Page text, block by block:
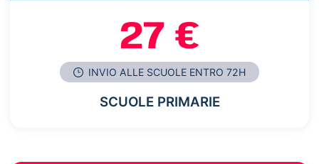
27 €
INVIO ALLE SCUOLE ENTRO 72H
SCUOLE PRIMARIE